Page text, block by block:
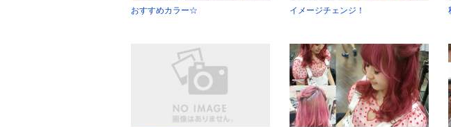
おすすめカラー☆ イメージチェンジ！